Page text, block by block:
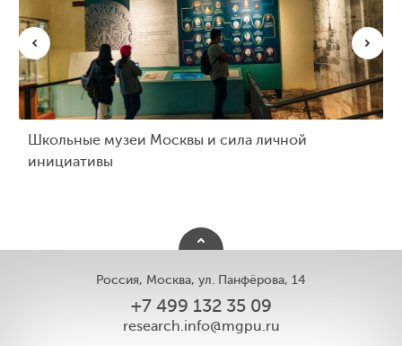
Школьные музеи Москвы и сила личной
инициативы
Россия, Москва, ул. Панфёрова, 14
+7 499 132 35 09
research.info@mgpu.ru